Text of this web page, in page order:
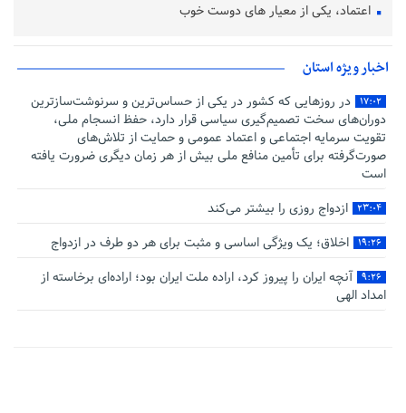
اعتماد، یکی از معیار های دوست خوب
اخبار ویژه استان
۱۷:۰۲
در روزهایی که کشور در یکی از حساس‌ترین و سرنوشت‌سازترین
دوران‌های سخت تصمیم‌گیری سیاسی قرار دارد، حفظ انسجام ملی،
تقویت سرمایه اجتماعی و اعتماد عمومی و حمایت از تلاش‌های
صورت‌گرفته برای تأمین منافع ملی بیش از هر زمان دیگری ضرورت یافته
است
۲۳:۰۴ ازدواج روزی را بیشتر می‌کند
۱۹:۲۶ اخلاق؛ یک ویژگی اساسی و مثبت برای هر دو طرف در ازدواج
۹:۲۶
آنچه ایران را پیروز کرد، اراده ملت ایران بود؛ اراده‌ای برخاسته از
امداد الهی